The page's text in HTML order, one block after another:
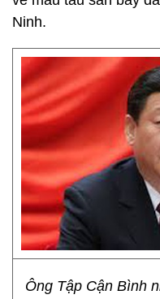
Ninh.
Ông Tập Cận Bình